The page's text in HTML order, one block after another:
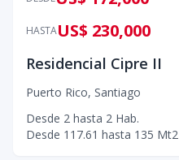
HASTAUS$ 230,000
Residencial Cipre II
Puerto Rico, Santiago
Desde 2 hasta 2 Hab.
Desde 117.61 hasta 135 Mt2